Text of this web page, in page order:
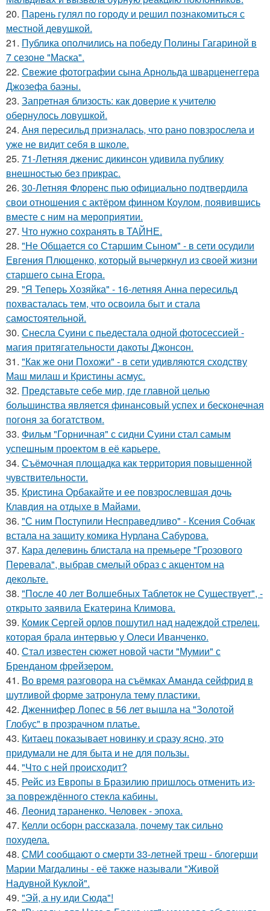
20. Парень гулял по городу и решил познакомиться с
местной девушкой.
21. Публика ополчились на победу Полины Гагариной в
7 сезоне "Маска".
22. Свежие фотографии сына Арнольда шварценеггера
Джозефа баэны.
23. Запретная близость: как доверие к учителю
обернулось ловушкой.
24. Аня пересильд призналась, что рано повзрослела и
уже не видит себя в школе.
25. 71-Летняя дженис дикинсон удивила публику
внешностью без прикрас.
26. 30-Летняя Флоренс пью официально подтвердила
свои отношения с актёром финном Коулом, появившись
вместе с ним на мероприятии.
27. Что нужно сохранять в ТАЙНЕ.
28. "Не Общается со Старшим Сыном" - в сети осудили
Евгения Плющенко, который вычеркнул из своей жизни
старшего сына Егора.
29. "Я Теперь Хозяйка" - 16-летняя Анна пересильд
похвасталась тем, что освоила быт и стала
самостоятельной.
30. Снесла Суини с пьедестала одной фотосессией -
магия притягательности дакоты Джонсон.
31. "Как же они Похожи" - в сети удивляются сходству
Маш милаш и Кристины асмус.
32. Представьте себе мир, где главной целью
большинства является финансовый успех и бесконечная
погоня за богатством.
33. Фильм "Горничная" с сидни Суини стал самым
успешным проектом в её карьере.
34. Съёмочная площадка как территория повышенной
чувствительности.
35. Кристина Орбакайте и ее повзрослевшая дочь
Клавдия на отдыхе в Майами.
36. "С ним Поступили Несправедливо" - Ксения Собчак
встала на защиту комика Нурлана Сабурова.
37. Кара делевинь блистала на премьере "Грозового
Перевала", выбрав смелый образ с акцентом на
декольте.
38. "После 40 лет Волшебных Таблеток не Существует", -
открыто заявила Екатерина Климова.
39. Комик Сергей орлов пошутил над надеждой стрелец,
которая брала интервью у Олеси Иванченко.
40. Стал известен сюжет новой части "Мумии" с
Бренданом фрейзером.
41. Во время разговора на съёмках Аманда сейфрид в
шутливой форме затронула тему пластики.
42. Дженнифер Лопес в 56 лет вышла на "Золотой
Глобус" в прозрачном платье.
43. Китаец показывает новинку и сразу ясно, это
придумали не для быта и не для пользы.
44. "Что с ней происходит?
45. Рейс из Европы в Бразилию пришлось отменить из-
за повреждённого стекла кабины.
46. Леонид тараненко. Человек - эпоха.
47. Келли осборн рассказала, почему так сильно
похудела.
48. СМИ сообщают о смерти 33-летней треш - блогерши
Марии Магдалины - её также называли "Живой
Надувной Куклой".
49. "Эй, а ну иди Сюда"!